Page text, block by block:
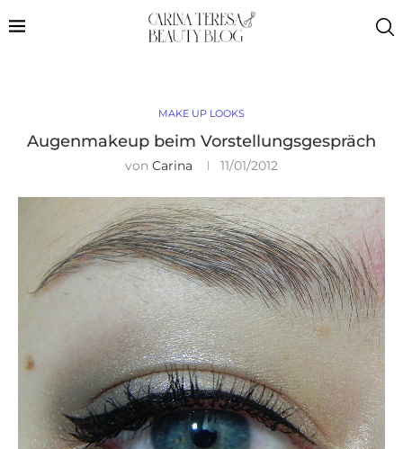
MAKE UP LOOKS
Augenmakeup beim Vorstellungsgespräch
von Carina 11/01/2012